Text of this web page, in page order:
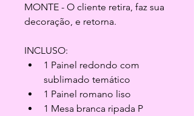
MONTE - O cliente retira, faz sua
decoração, e retorna.
INCLUSO:
1 Painel redondo com
sublimado temático
1 Painel romano liso
1 Mesa branca ripada P